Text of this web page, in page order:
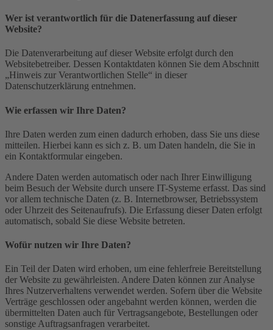
Wer ist verantwortlich für die Datenerfassung auf dieser
Website?
Die Datenverarbeitung auf dieser Website erfolgt durch den
Websitebetreiber. Dessen Kontaktdaten können Sie dem Abschnitt
„Hinweis zur Verantwortlichen Stelle“ in dieser
Datenschutzerklärung entnehmen.
Wie erfassen wir Ihre Daten?
Ihre Daten werden zum einen dadurch erhoben, dass Sie uns diese
mitteilen. Hierbei kann es sich z. B. um Daten handeln, die Sie in
ein Kontaktformular eingeben.
Andere Daten werden automatisch oder nach Ihrer Einwilligung
beim Besuch der Website durch unsere IT-Systeme erfasst. Das sind
vor allem technische Daten (z. B. Internetbrowser, Betriebssystem
oder Uhrzeit des Seitenaufrufs). Die Erfassung dieser Daten erfolgt
automatisch, sobald Sie diese Website betreten.
Wofür nutzen wir Ihre Daten?
Ein Teil der Daten wird erhoben, um eine fehlerfreie Bereitstellung
der Website zu gewährleisten. Andere Daten können zur Analyse
Ihres Nutzerverhaltens verwendet werden. Sofern über die Website
Verträge geschlossen oder angebahnt werden können, werden die
übermittelten Daten auch für Vertragsangebote, Bestellungen oder
sonstige Auftragsanfragen verarbeitet.